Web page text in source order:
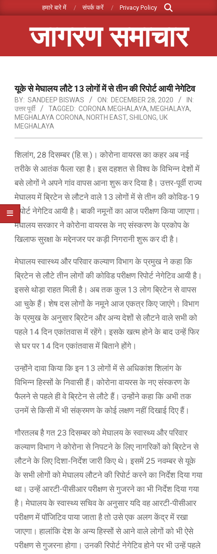
to
हमारे बारे में संपर्क करें Privacy Policy
Search
जागरण समाचार
Menuयूके से मेघालय लौटे 13 लोगों में से तीन की रिपोर्ट आयी नेगेटिव
BY: SANDEEP BISWAS ON: DECEMBER 28, 2020
IN:
उत्तर पूर्वी
TAGGED: CORONA MEGHALAYA, MEGHALAYA,
MEGHALAYA CORONA, NORTH EAST, SHILONG, UK
MEGHALAYA
शिलांग, 28 दिसम्बर (हि.स.)। कोरोना वायरस का कहर अब नई
तरीके से आतंक फैला रहा है। इस दहशत से विश्व के विभिन्न देशों में
बसे लोगों ने अपने गांव वापस आना शुरू कर दिया है। उत्तर-पूर्वी राज्य
मेघालय में ब्रिटेन से लौटने वाले 13 लोगों में से तीन की कोविड-19
रिपोर्ट नेगेटिव आयी है। बाकी नमूनों का आज परीक्षण किया जाएगा।
मेघालय सरकार ने कोरोना वायरस के नए संस्करण के प्रकोप के
खिलाफ सुरक्षा के मद्देनजर पर कड़ी निगरानी शुरू कर दी है।
मेघालय स्वास्थ्य और परिवार कल्याण विभाग के प्रमुख ने कहा कि
ब्रिटेन से लौटे तीन लोगों की कोविड परीक्षण रिपोर्ट नेगेटिव आयी है।
इससे थोड़ा राहत मिली है। अब तक कुल 13 लोग ब्रिटेन से वापस
आ चुके हैं। शेष दस लोगों के नमूने आज एकत्र किए जाएंगे। विभाग
के प्रमुख के अनुसार ब्रिटेन और अन्य देशों से लौटने वाले सभी को
पहले 14 दिन एकांतवास में रहेंगे। इसके खत्म होने के बाद उन्हें फिर
से घर पर 14 दिन एकांतवास में बिताने होंगे।
उन्होंने दावा किया कि इन 13 लोगों में से अधिकांश शिलांग के
विभिन्न हिस्सों के निवासी हैं। कोरोना वायरस के नए संस्करण के
फैलने से पहले ही वे ब्रिटेन से लौटे हैं। उन्होंने कहा कि अभी तक
उनमें से किसी में भी संक्रमण के कोई लक्षण नहीं दिखाई दिए हैं।
गौरतलब है गत 23 दिसम्बर को मेघालय के स्वास्थ्य और परिवार
कल्याण विभाग ने कोरोना से निपटने के लिए नागरिकों को ब्रिटेन से
लौटने के लिए दिशा-निर्देश जारी किए थे। इसमें 25 नवम्बर से यूके
के सभी लोगों को मेघालय लौटने की रिपोर्ट करने का निर्देश दिया गया
था। उन्हें आरटी-पीसीआर परीक्षण से गुजरने का भी निर्देश दिया गया
है। मेघालय के स्वास्थ्य सचिव के अनुसार यदि वह आरटी-पीसीआर
परीक्षण में पॉजिटिव पाया जाता है तो उसे एक अलग केंद्र में रखा
जाएगा। हालांकि देश के अन्य हिस्सों से आने वाले लोगों काे भी ऐसे
परीक्षण से गुजरना होगा। उनकी रिपोर्ट नेगेटिव होने पर भी उन्हें पहले